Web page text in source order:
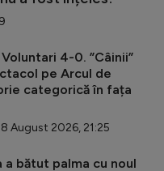
4-0. ”Câinii”
pe Arcul de
categorică în fața
August 2026, 21:25
a bătut palma cu noul